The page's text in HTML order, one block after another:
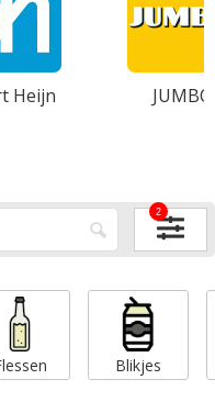
Heijn JUMBO
2
Blikjes